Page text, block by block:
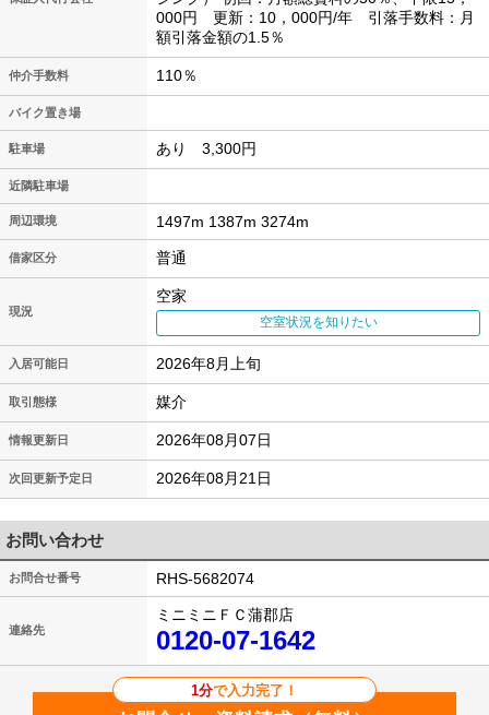
000円 更新：10，000円/年 引落手数料：月
額引落金額の1.5％
仲介手数料 110％
バイク置き場
駐車場 あり 3,300円
近隣駐車場
周辺環境 1497m 1387m 3274m
借家区分 普通
現況
空家
空室状況を知りたい
入居可能日 2026年8月上旬
取引態様 媒介
情報更新日 2026年08月07日
次回更新予定日 2026年08月21日
お問い合わせ
お問合せ番号 RHS-5682074
連絡先
ミニミニＦＣ蒲郡店
0120-07-1642
1分で入力完了！